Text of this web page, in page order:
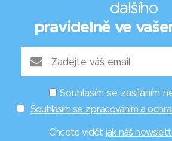
dalšího
pravidelně ve
Souhlasím se zasíláním
Souhlasím se zpracováním a
Chcete vidět jak náš